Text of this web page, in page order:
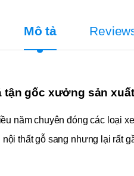
Mô tả
tận gốc xưởng sản
năm chuyên đóng các loại
thất gỗ sang nhưng lại rất